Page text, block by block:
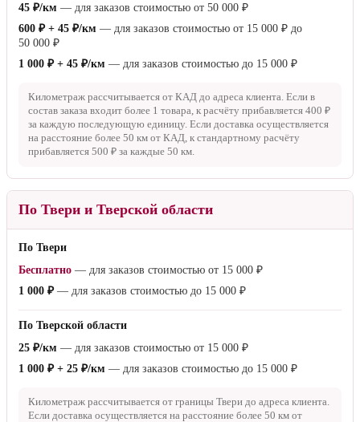
45 ₽/км — для заказов стоимостью от 50 000 ₽
600 ₽ + 45 ₽/км — для заказов стоимостью от 15 000 ₽ до
50 000 ₽
1 000 ₽ + 45 ₽/км — для заказов стоимостью до 15 000 ₽
Километраж рассчитывается от КАД до адреса клиента. Если в
состав заказа входит более 1 товара, к расчёту прибавляется 400 ₽
за каждую последующую единицу. Если доставка осуществляется
на расстояние более 50 км от КАД, к стандартному расчёту
прибавляется 500 ₽ за каждые 50 км.
По Твери и Тверской области
По Твери
Бесплатно — для заказов стоимостью от 15 000 ₽
1 000 ₽— для заказов стоимостью до 15 000 ₽
По Тверской области
25 ₽/км — для заказов стоимостью от 15 000 ₽
1 000 ₽ + 25 ₽/км — для заказов стоимостью до 15 000 ₽
Километраж рассчитывается от границы Твери до адреса клиента.
Если доставка осуществляется на расстояние более 50 км от